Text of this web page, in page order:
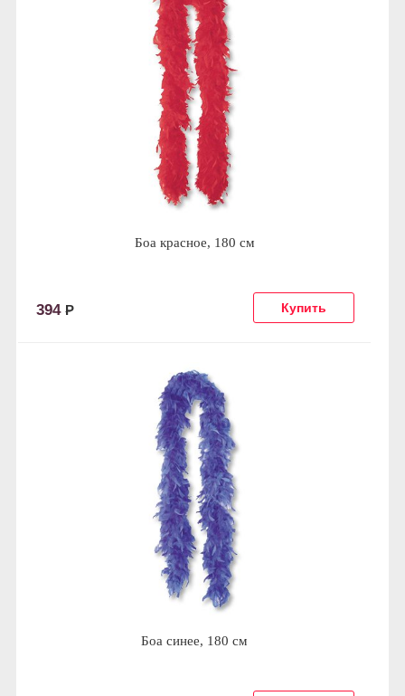
Боа красное, 180 см
394 Р
Боа синее, 180 см